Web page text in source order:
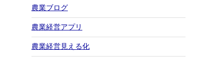
農業ブログ
農業経営アプリ
農業経営見える化